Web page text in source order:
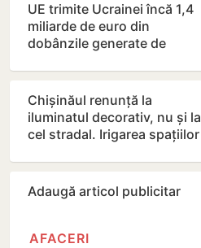
UE trimite Ucrainei încă 1,4
miliarde de euro din
dobânzile generate de
Chișinăul renunță la
iluminatul decorativ, nu și la
cel stradal. Irigarea spațiilor
Adaugă articol publicitar
AFACERI